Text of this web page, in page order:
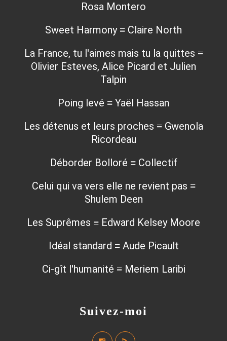
Suivez-moi
Rosa Montero
Sweet Harmony ≡ Claire North
La France, tu l'aimes mais tu la quittes ≡
Olivier Esteves, Alice Picard et Julien
Talpin
Poing levé ≡ Yaël Hassan
Les détenus et leurs proches ≡ Gwenola
Ricordeau
Déborder Bolloré ≡ Collectif
Celui qui va vers elle ne revient pas ≡
Shulem Deen
Les Suprêmes ≡ Edward Kelsey Moore
Idéal standard ≡ Aude Picault
Ci-gît l'humanité ≡ Meriem Laribi